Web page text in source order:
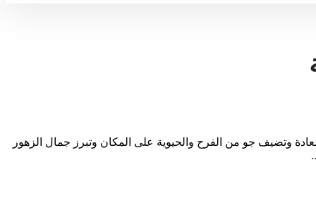
وتضيف جو من الفرح والحيوية على المكان وتبرز جمال الزهور